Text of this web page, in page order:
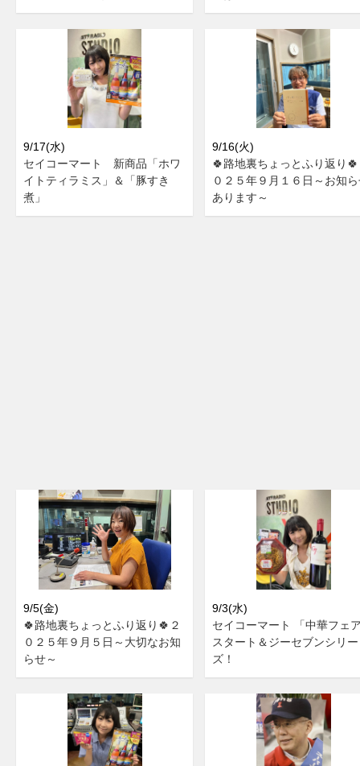
9/17(水)
セイコーマート 新商品「ホワ
イトティラミス」＆「豚すき
煮」
9/16(火)
🍀路地裏ちょっとふり返り
０２５年９月１６日～お知
あります～
9/5(金)
🍀路地裏ちょっとふり返り🍀２
０２５年９月５日～大切なお知
らせ～
9/3(水)
セイコーマート 「中華フェ
スタート＆ジーセブンシリー
ズ！